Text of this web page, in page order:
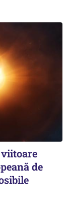
viitoare
de